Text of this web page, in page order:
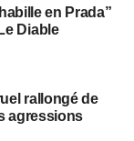
en Prada”
Diable
rallongé de
agressions